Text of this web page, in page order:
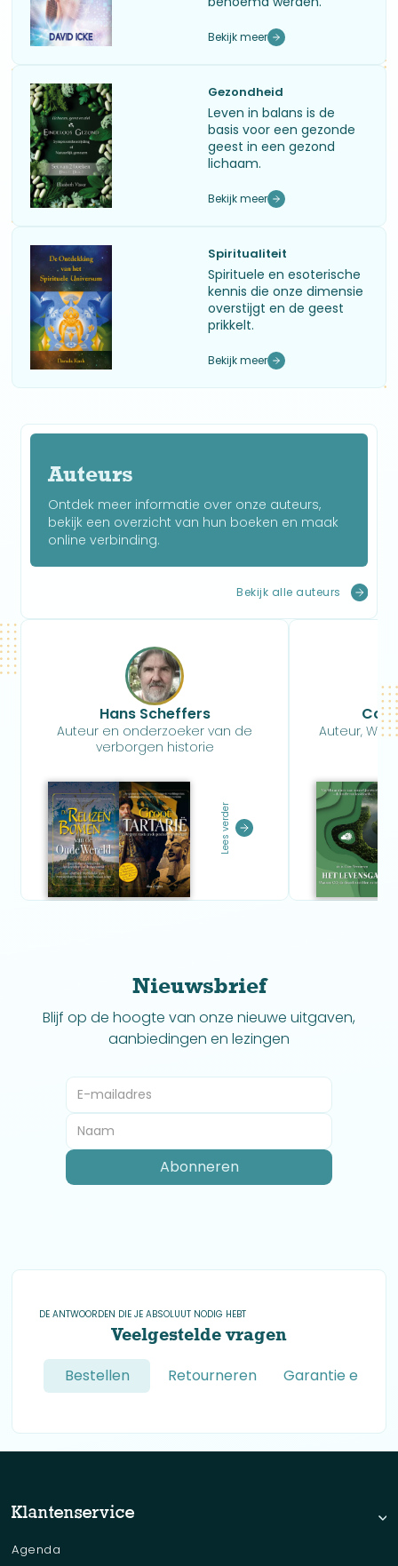
Bekijk meer
Gezondheid
Leven in balans is de
basis voor een gezonde
geest in een gezond
lichaam.
Bekijk meer
Spiritualiteit
Spirituele en esoterische
kennis die onze dimensie
overstijgt en de geest
prikkelt.
Bekijk meer
Auteurs
Ontdek meer informatie over onze auteurs,
bekijk een overzicht van hun boeken en maak
online verbinding.
Bekijk alle auteurs
Hans Scheffers
Auteur en onderzoeker van de
verborgen historie
Lees verder
Auteur,
Nieuwsbrief
Blijf op de hoogte van onze nieuwe uitgaven,
aanbiedingen en lezingen
DE ANTWOORDEN DIE JE ABSOLUUT NODIG HEBT
Veelgestelde vragen
Bestellen Retourneren en ruilenGarantie en
Klantenservice
Agenda